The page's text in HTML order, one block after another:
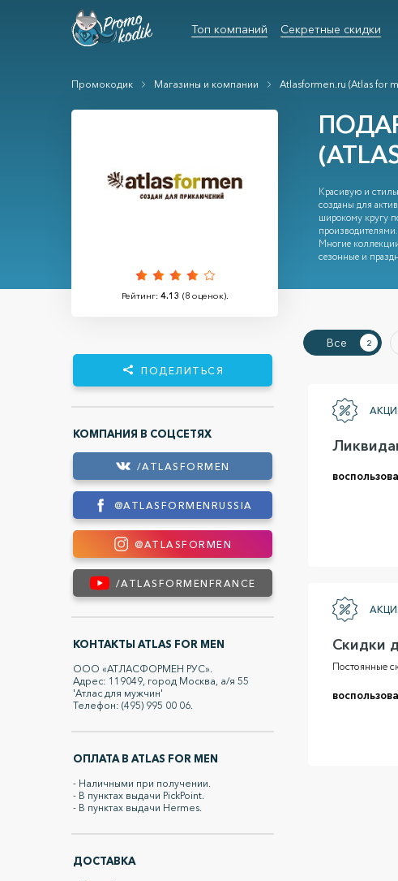
Топ компаний Секретные скидки
Промокодик Магазины и компании Atlasformen.ru (Atlas for
Рейтинг: 4.13 (8оценок).
Красивую и
созданы для
широкому кругу
Многие
сезонные и
ПОДЕЛИТЬСЯ
КОМПАНИЯ В СОЦСЕТЯХ
/ATLASFORMEN
@ATLASFORMENRUSSIA
@ATLASFORMEN
/ATLASFORMENFRANCE
КОНТАКТЫ ATLAS FOR MEN
ООО «АТЛАСФОРМЕН РУС».
Адрес: 119049, город Москва, а/я 55
'Атлас для мужчин'
Телефон: (495) 995 00 06.
ОПЛАТА В ATLAS FOR MEN
- Наличными при получении.
- В пунктах выдачи PickPoint.
- В пунктах выдачи Hermes.
ДОСТАВКА
Все 2
Скидки
Постоянные